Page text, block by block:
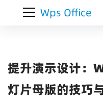
Wps Office
提升演示设计：
灯片母版的技巧